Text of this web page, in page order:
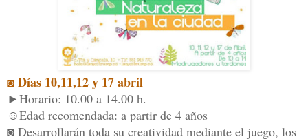
◙ Días 10,11,12 y 17 abril
►Horario: 10.00 a 14.00 h.
☺Edad recomendada: a partir de 4 años
◙ Desarrollarán toda su creatividad mediante el juego, los